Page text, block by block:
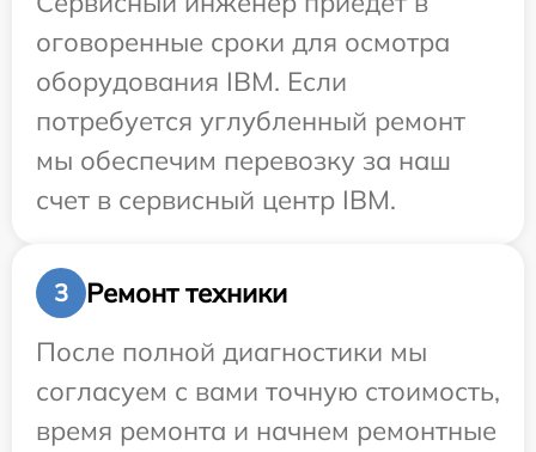
оговоренные сроки для осмотра
оборудования IBM. Если
потребуется углубленный ремонт
мы обеспечим перевозку за наш
счет в сервисный центр IBM.
3
Ремонт техники
После полной диагностики мы
согласуем с вами точную стоимость,
время ремонта и начнем ремонтные